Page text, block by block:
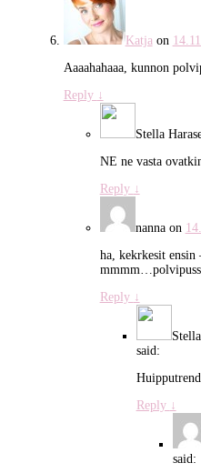
Katjaon
Aaaahahaaa, kunnon
Reply ↓
Stella
NE ne vasta
Reply ↓
nannaon
ha, kekrkesit ensin
Reply ↓
said:
Reply ↓
said: